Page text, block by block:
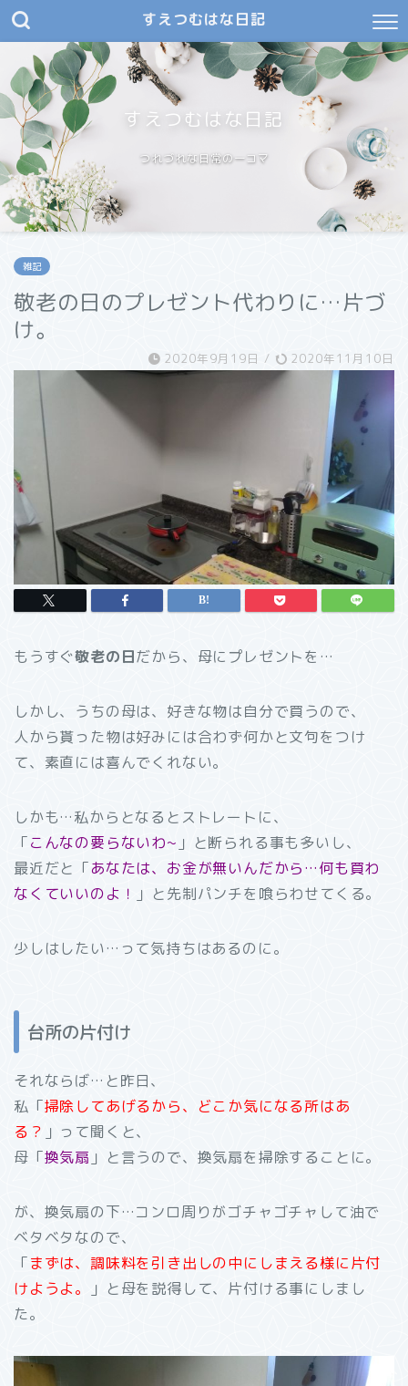
すえつむはな日記
すえつむはな日記
つれづれな日常の一コマ
雑記
敬老の日のプレゼント代わりに…片づ
け。
2020年9月19日 / 2020年11月10日
もうすぐ敬老の日だから、母にプレゼントを…
しかし、うちの母は、好きな物は自分で買うので、
人から貰った物は好みには合わず何かと文句をつけ
て、素直には喜んでくれない。
しかも…私からとなるとストレートに、
「こんなの要らないわ~ 」と断られる事も多いし、
最近だと「あなたは、お金が無いんだから…何も買わ
なくていいのよ！ 」と先制パンチを喰らわせてくる。
少しはしたい…って気持ちはあるのに。
台所の片付け
それならば…と昨日、
私「掃除してあげるから、どこか気になる所はあ
る？ 」って聞くと、
母「換気扇 」と言うので、換気扇を掃除することに。
が、換気扇の下…コンロ周りがゴチャゴチャして油で
ベタベタなので、
「まずは、調味料を引き出しの中にしまえる様に片付
けようよ。
」と母を説得して、片付ける事にしまし
た。